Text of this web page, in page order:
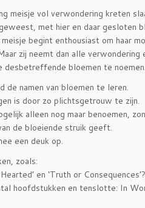
meisje vol verwondering kreten
met hier en daar gesloten
begint enthousiast om haar
zij neemt dan alle verwondering
desbetreffende bloemen te noemen.
de namen van bloemen te leren.
is door zo plichtsgetrouw te zijn.
alleen nog maar benoemen,
de bloeiende struik geeft.
een deuk op.
zoals:
en ‘Truth or
hoofdstukken en tenslotte: In